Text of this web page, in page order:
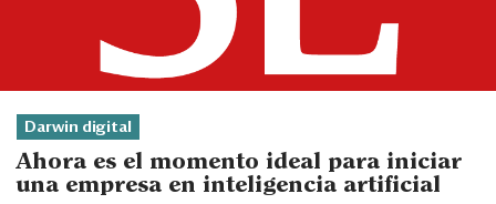
Sectores y Empresas
Management
Economía y Finanzas
Legal y Política
Darwin digital
Ahora es el momento ideal para iniciar
una empresa en inteligencia artificial